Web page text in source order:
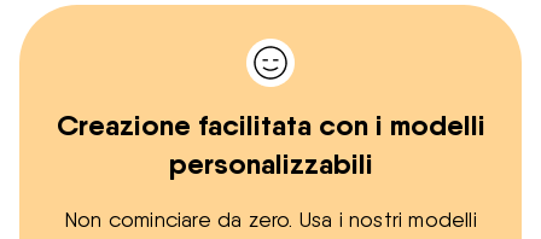
Creazione facilitata con i modelli
personalizzabili
Non cominciare da zero. Usa i nostri modelli